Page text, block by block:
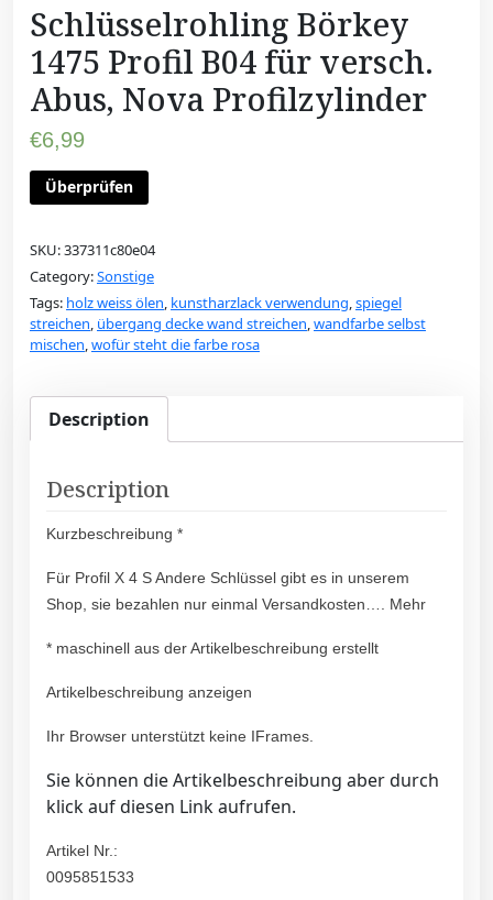
Schlüsselrohling Börkey
1475 Profil B04 für versch.
Abus, Nova Profilzylinder
€6,99
Überprüfen
SKU:337311c80e04
Category:Sonstige
Tags: holz weiss ölen, kunstharzlack verwendung,spiegel
streichen, übergang decke wand streichen,wandfarbe selbst
mischen,wofür steht die farbe rosa
Description
Description
Kurzbeschreibung *
Für Profil X 4 S Andere Schlüssel gibt es in unserem
Shop, sie bezahlen nur einmal Versandkosten…. Mehr
* maschinell aus der Artikelbeschreibung erstellt
Artikelbeschreibung anzeigen
Ihr Browser unterstützt keine IFrames.
Sie können die Artikelbeschreibung aber durch
klick auf diesen Link aufrufen.
Artikel Nr.:
0095851533